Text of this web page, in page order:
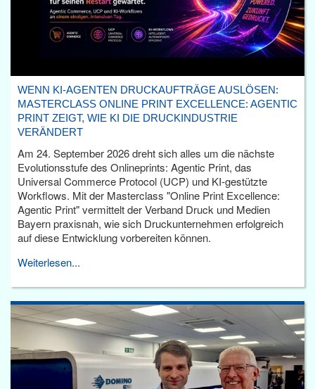
WENN KI-AGENTEN DRUCKAUFTRÄGE AUSLÖSEN:
MASTERCLASS ONLINE PRINT EXCELLENCE: AGENTIC
PRINT ZEIGT, WIE KI DIE DRUCKINDUSTRIE
VERÄNDERT
Am 24. September 2026 dreht sich alles um die nächste
Evolutionsstufe des Onlineprints: Agentic Print, das
Universal Commerce Protocol (UCP) und KI-gestützte
Workflows. Mit der Masterclass "Online Print Excellence:
Agentic Print" vermittelt der Verband Druck und Medien
Bayern praxisnah, wie sich Druckunternehmen erfolgreich
auf diese Entwicklung vorbereiten können.
Weiterlesen...